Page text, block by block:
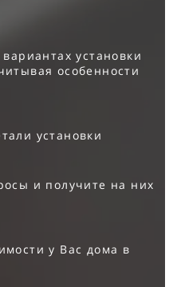
установки
особенности
установки
и получите на них
у Вас дома в